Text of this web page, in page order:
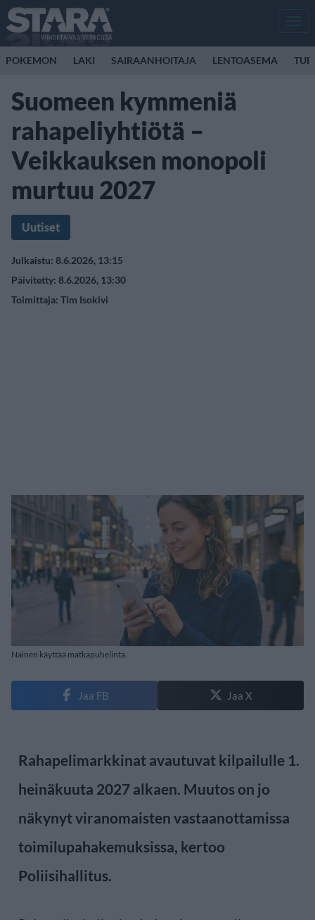
POKEMON LAKI SAIRAANHOITAJA LENTOASEMA
Suomeen kymmeniä
rahapeliyhtiötä –
Veikkauksen monopoli
murtuu 2027
Uutiset
Julkaistu: 8.6.2026, 13:15
Päivitetty: 8.6.2026, 13:30
Toimittaja: Tim Isokivi
Nainen käyttää matkapuhelinta.
Jaa FB Jaa X
Rahapelimarkkinat avautuvat kilpailulle 1.
heinäkuuta 2027 alkaen. Muutos on jo
näkynyt viranomaisten vastaanottamissa
toimilupahakemuksissa, kertoo
Poliisihallitus.